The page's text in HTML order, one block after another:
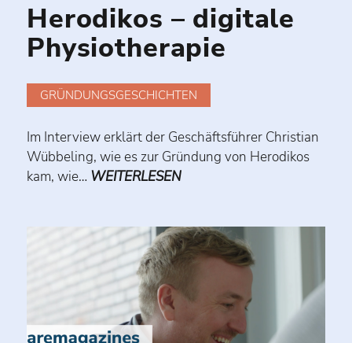
Herodikos – digitale
Physiotherapie
GRÜNDUNGSGESCHICHTEN
Im Interview erklärt der Geschäftsführer Christian
Wübbeling, wie es zur Gründung von Herodikos
kam, wie… WEITERLESEN